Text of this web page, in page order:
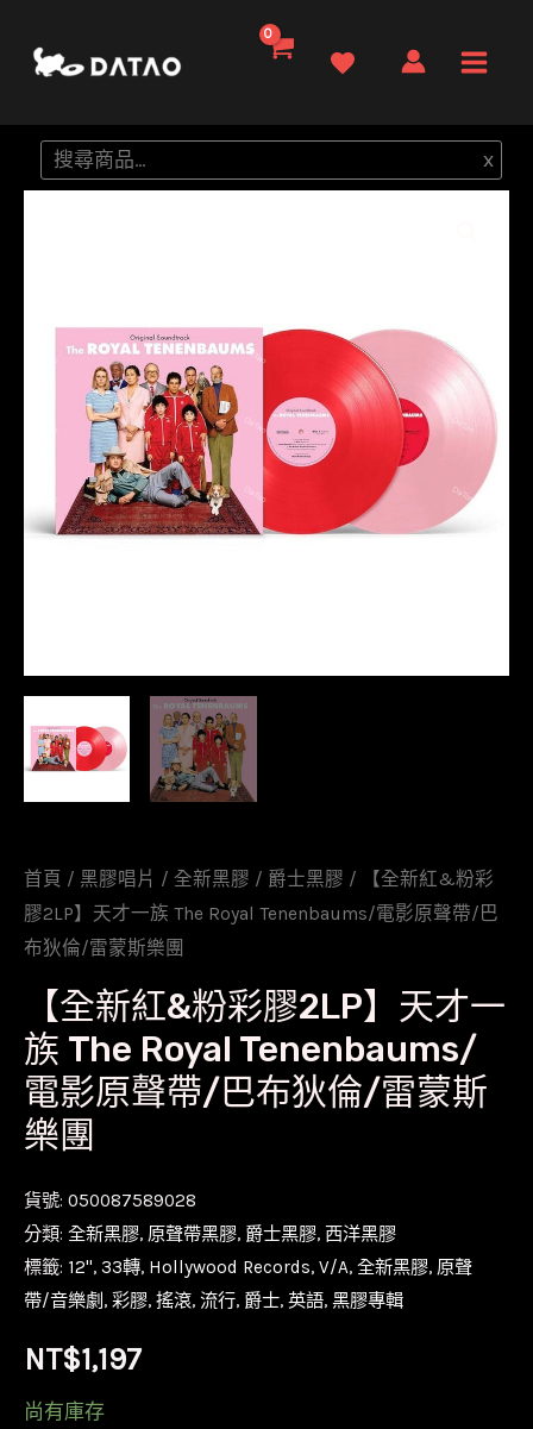
要
Menu
搜
尋
x
首頁 / 黑膠唱片 / 全新黑膠 / 爵士黑膠 / 【全新紅&粉彩
膠2LP】天才一族 The Royal Tenenbaums/電影原聲帶/巴
布狄倫/雷蒙斯樂團
【全新紅&粉彩膠2LP】天才一
族 The Royal Tenenbaums/
電影原聲帶/巴布狄倫/雷蒙斯
樂團
貨號: 050087589028
分類: 全新黑膠, 原聲帶黑膠, 爵士黑膠, 西洋黑膠
標籤: 12'', 33轉, Hollywood Records, V/A, 全新黑膠, 原聲
帶/音樂劇 , 彩膠, 搖滾, 流行, 爵士, 英語, 黑膠專輯
NT$1,197
尚有庫存